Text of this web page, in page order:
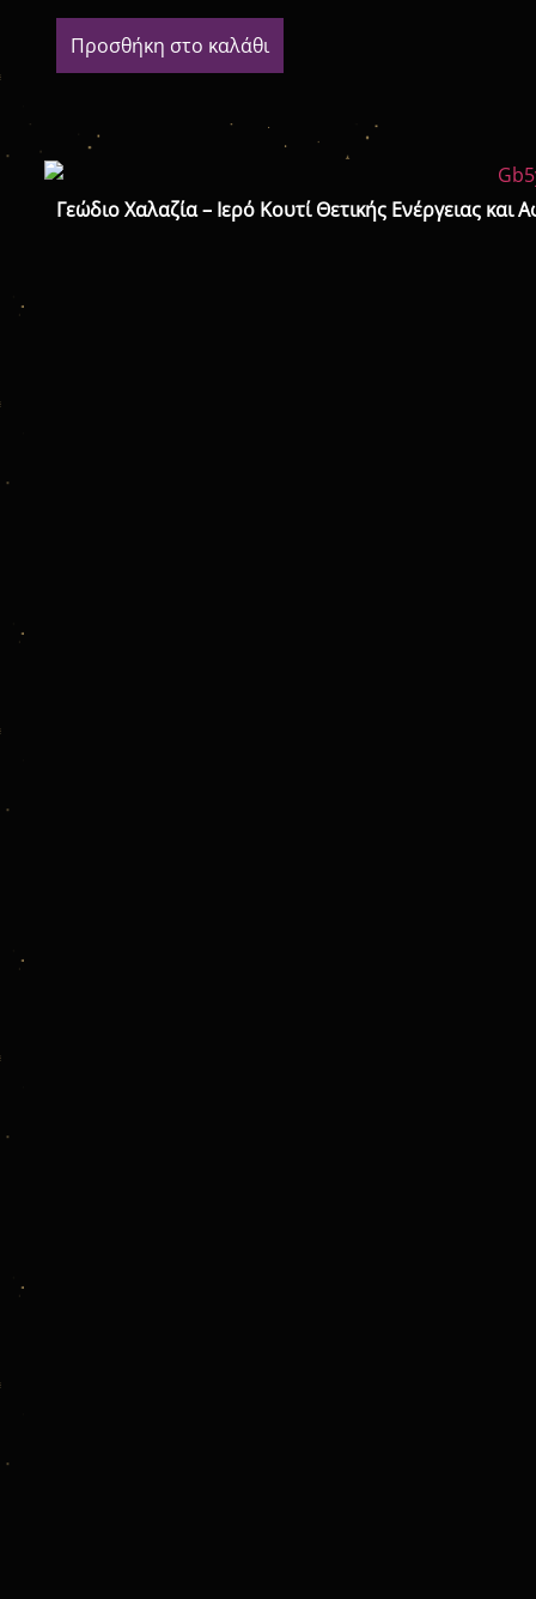
Προσθήκη στο καλάθι
Γεώδιο Χαλαζία – Ιερό Κουτί Θετικής Ενέργειας και